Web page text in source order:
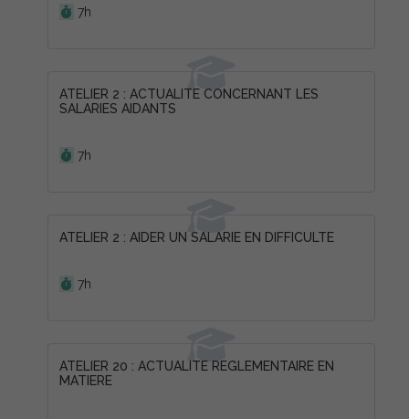
7h
ATELIER 2 : ACTUALITE CONCERNANT LES
SALARIES AIDANTS
7h
ATELIER 2 : AIDER UN SALARIE EN DIFFICULTE
7h
ATELIER 20 : ACTUALITE REGLEMENTAIRE EN
MATIERE